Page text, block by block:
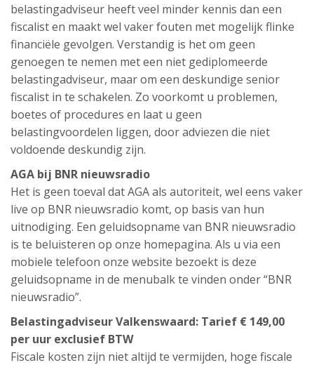
belastingadviseur heeft veel minder kennis dan een
fiscalist en maakt wel vaker fouten met mogelijk flinke
financiële gevolgen. Verstandig is het om geen
genoegen te nemen met een niet gediplomeerde
belastingadviseur, maar om een deskundige senior
fiscalist in te schakelen. Zo voorkomt u problemen,
boetes of procedures en laat u geen
belastingvoordelen liggen, door adviezen die niet
voldoende deskundig zijn.
AGA bij BNR nieuwsradio
Het is geen toeval dat AGA als autoriteit, wel eens vaker
live op BNR nieuwsradio komt, op basis van hun
uitnodiging. Een geluidsopname van BNR nieuwsradio
is te beluisteren op onze homepagina. Als u via een
mobiele telefoon onze website bezoekt is deze
geluidsopname in de menubalk te vinden onder “BNR
nieuwsradio”.
Belastingadviseur Valkenswaard: Tarief € 149,00
per uur exclusief BTW
Fiscale kosten zijn niet altijd te vermijden, hoge fiscale